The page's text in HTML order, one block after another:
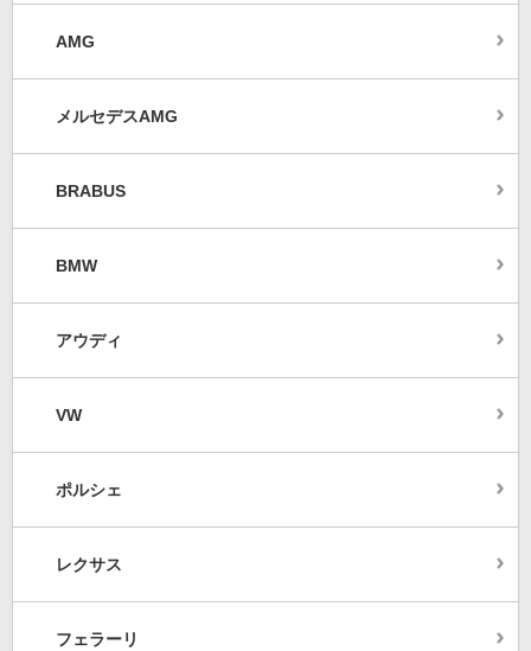
AMG
メルセデスAMG
BRABUS
BMW
アウディ
VW
ポルシェ
レクサス
フェラーリ